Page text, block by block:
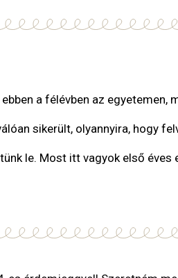
a félévben az
sikerült, olyannyira, hogy
le. Most itt vagyok első